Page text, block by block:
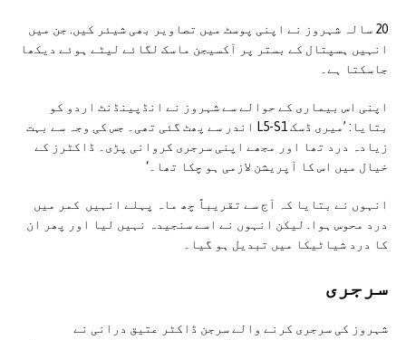
20 سالہ شہروز نے اپنی پوسٹ میں تصاویر بھی شیئر کیں. جن میں
انہیں ہسپتال کے بستر پر آکسیجن ماسک لگائے لیٹے ہوئے دیکھا
جاسکتا ہے۔
اپنی اس بیماری کے حوالے سے شہروز نے انڈپینڈنٹ اردو کو
بتایا: ’میری ڈسک L5-S1 اندر سے پھٹ گئی تھی۔ جس کی وجہ سے بہت
زیادہ درد تھا اور مجھے اپنی سرجری کروانی پڑی۔ ڈاکٹرز کے
خیال میں اس کا آپریشن لازمی ہو چکا تھا۔‘
انہوں نے بتایا کہ آج سے تقریباً چھ ماہ پہلے انہیں کمر میں
درد محوس ہوا. لیکن انہوں نے اسے سنجیدہ نہیں لیا اور پھر ان
کا درد شیاٹیکا میں تبدیل ہو گیا۔
سرجری
شہروز کی سرجری کرنے والے سرجن ڈاکٹر عتیق درانی نے